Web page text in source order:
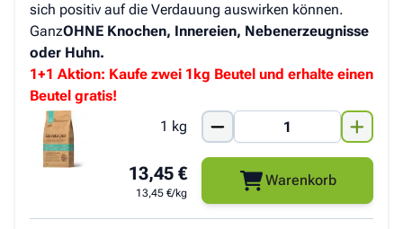
sich positiv auf die Verdauung auswirken können.
GanzOHNE Knochen, Innereien, Nebenerzeugnisse
oder Huhn.
1+1 Aktion: Kaufe zwei 1kg Beutel und erhalte einen
Beutel gratis!
1 kg
13,45 €
13,45 €/kg
Warenkorb